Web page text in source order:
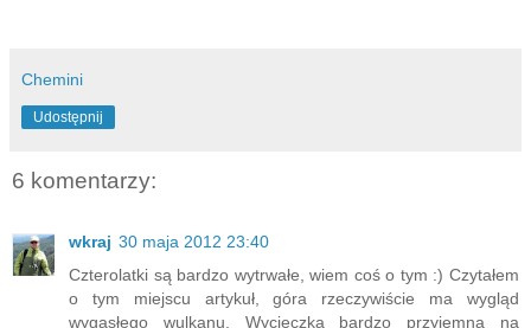
Chemini
Udostępnij
6 komentarzy:
wkraj 30 maja 2012 23:40
Czterolatki są bardzo wytrwałe, wiem coś o tym :) Czytałem
o tym miejscu artykuł, góra rzeczywiście ma wygląd
wygasłego wulkanu. Wycieczka bardzo przyjemna na